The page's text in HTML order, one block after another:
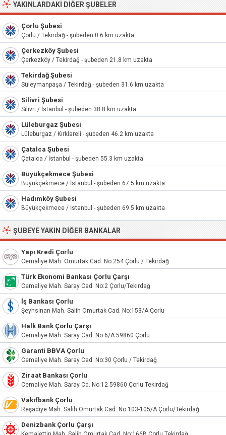
YAKINLARDAKI DIĞER ŞUBELER
Çorlu Şubesi
Çorlu / Tekirdağ - şubeden 0.6 km uzakta
Çerkezköy Şubesi
Çerkezköy / Tekirdağ - şubeden 21.8 km uzakta
Tekirdağ Şubesi
Süleymanpaşa / Tekirdağ - şubeden 31.6 km uzakta
Silivri Şubesi
Silivri / İstanbul - şubeden 38.8 km uzakta
Lüleburgaz Şubesi
Lüleburgaz / Kırklareli - şubeden 46.2 km uzakta
Çatalca Şubesi
Çatalca / İstanbul - şubeden 55.3 km uzakta
Büyükçekmece Şubesi
Büyükçekmece / İstanbul - şubeden 67.5 km uzakta
Hadımköy Şubesi
Büyükçekmece / İstanbul - şubeden 69.5 km uzakta
ŞUBEYE YAKIN DIĞER BANKALAR
Yapı Kredi Çorlu
Cemaliye Mah. Omurtak Cad. No:254 Çorlu / Tekirdağ
Türk Ekonomi Bankası Çorlu Çarşı
Cemaliye Mah. Saray Cad. No:2 Çorlu/Tekirdağ
İş Bankası Çorlu
Şeyhsinan Mah. Salih Omurtak Cad. No:153/A Çorlu
Halk Bank Çorlu Çarşı
Cemaliye Mah. Saray Cad. No:6/A 59860 Çorlu
Garanti BBVA Çorlu
Cemaliye Mah. Saray Cad. No:30 Çorlu / Tekirdağ
Ziraat Bankası Çorlu
Cemaliye Mah. Saray Cd. No:12 59860 Çorlu Tekirdağ
Vakıfbank Çorlu
Reşadiye Mah. Salih Omurtak Cad. No:103-105/A Çorlu/Tekirdağ
Denizbank Çorlu Çarşı